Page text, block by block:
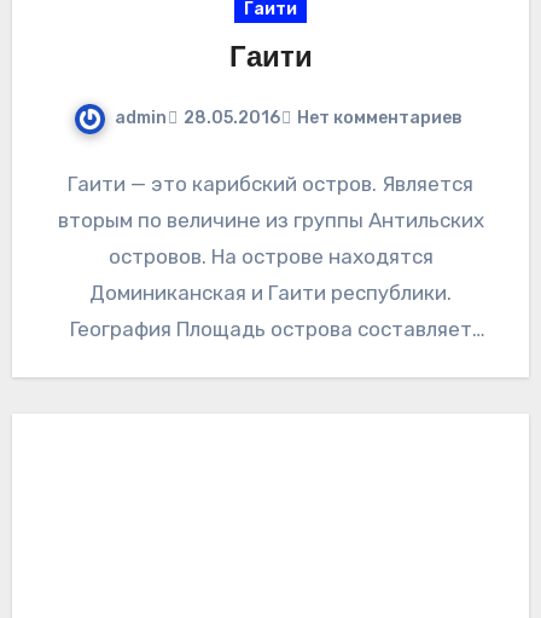
Гаити
Гаити
admin 28.05.2016 Нет комментариев
Гаити — это карибский остров. Является
вторым по величине из группы Антильских
островов. На острове находятся
Доминиканская и Гаити республики.
География Площадь острова составляет